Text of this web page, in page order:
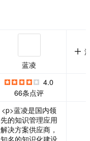
蓝凌
4.0
66条点评
<p>蓝凌是国内领
先的知识管理应用
解决方案供应商，